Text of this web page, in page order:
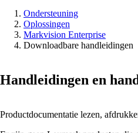
Ondersteuning
Oplossingen
Markvision Enterprise
Downloadbare handleidingen
Handleidingen en
Productdocumentatie lezen,